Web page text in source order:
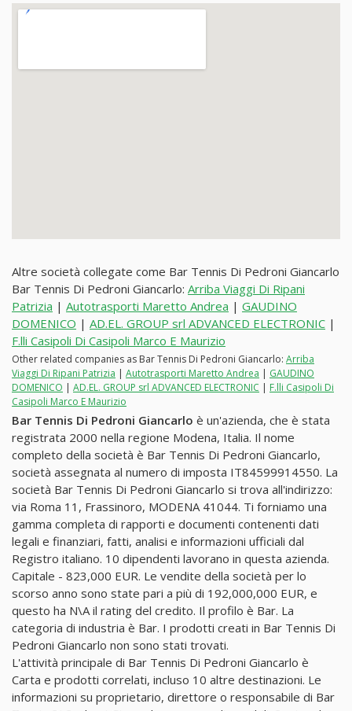
Altre società collegate come Bar Tennis Di Pedroni Giancarlo
Bar Tennis Di Pedroni Giancarlo: Arriba Viaggi Di Ripani
Patrizia | Autotrasporti Maretto Andrea | GAUDINO
DOMENICO | AD.EL. GROUP srl ADVANCED ELECTRONIC |
F.lli Casipoli Di Casipoli Marco E Maurizio
Other related companies as Bar Tennis Di Pedroni Giancarlo: Arriba
Viaggi Di Ripani Patrizia | Autotrasporti Maretto Andrea | GAUDINO
DOMENICO | AD.EL. GROUP srl ADVANCED ELECTRONIC | F.lli Casipoli Di
Casipoli Marco E Maurizio
Bar Tennis Di Pedroni Giancarlo è un'azienda, che è stata
registrata 2000 nella regione Modena, Italia. Il nome
completo della società è Bar Tennis Di Pedroni Giancarlo,
società assegnata al numero di imposta IT84599914550. La
società Bar Tennis Di Pedroni Giancarlo si trova all'indirizzo:
via Roma 11, Frassinoro, MODENA 41044. Ti forniamo una
gamma completa di rapporti e documenti contenenti dati
legali e finanziari, fatti, analisi e informazioni ufficiali dal
Registro italiano. 10 dipendenti lavorano in questa azienda.
Capitale - 823,000 EUR. Le vendite della società per lo
scorso anno sono state pari a più di 192,000,000 EUR, e
questo ha N\A il rating del credito. Il profilo è Bar. La
categoria di industria è Bar. I prodotti creati in Bar Tennis Di
Pedroni Giancarlo non sono stati trovati.
L'attività principale di Bar Tennis Di Pedroni Giancarlo è
Carta e prodotti correlati, incluso 10 altre destinazioni. Le
informazioni su proprietario, direttore o responsabile di Bar